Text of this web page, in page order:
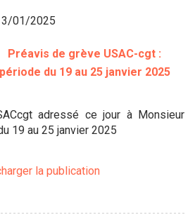
01/2025
Préavis de grève USAC-cgt :
période du 19 au 25 janvier 2025
adressé ce jour à Monsieur
19 au 25 janvier 2025
la publication